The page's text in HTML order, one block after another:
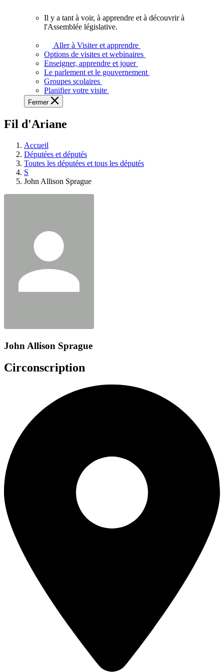
voir,
apprendre
et
à
à
législative.
Il y a tant à voir, à apprendre et à découvrir à
l'Assemblée législative.
Aller à Visiter et apprendre
Options de visites et webinaires
Enseigner, apprendre et jouer
Le parlement et le gouvernement
Groupes scolaires
Planifier votre visite
Fermer
Fil d'Ariane
Accueil
Députées et députés
Toutes les députées et tous les députés
S
John Allison Sprague
John Allison Sprague
Circonscription